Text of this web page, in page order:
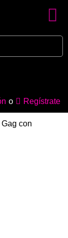
o Regístrate
con